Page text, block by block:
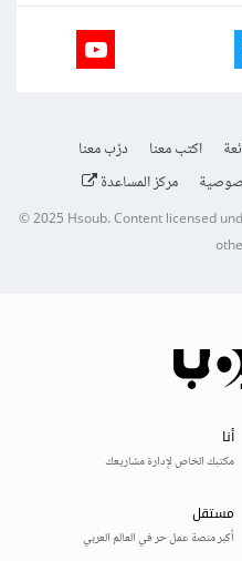
اكتب معنا
درّب معنا
مركز المساعدة
© 2025Hsoub.Content licensed